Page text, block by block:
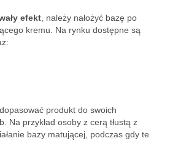
efekt , należy nałożyć bazę po
kremu. Na rynku dostępne są
produkt do swoich
Na przykład osoby z cerą tłustą z
bazy matującej, podczas gdy te